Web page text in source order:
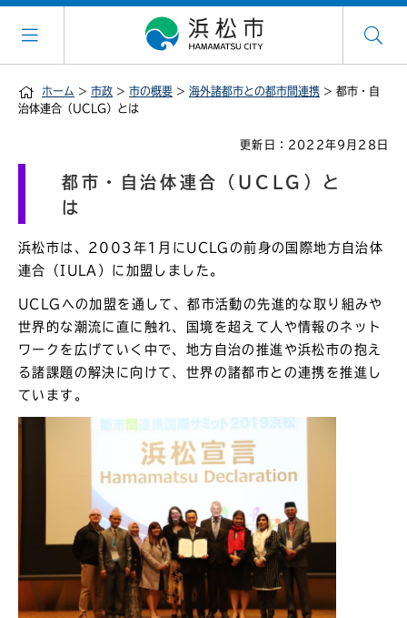
ホーム > 市政 > 市の概要 > 海外諸都市との都市間連携 > 都市・自
治体連合（UCLG）とは
更新日：2022年9月28日
都市・自治体連合（UCLG）と
は
浜松市は、2003年1月にUCLGの前身の国際地方自治体
連合（IULA）に加盟しました。
UCLGへの加盟を通して、都市活動の先進的な取り組みや
世界的な潮流に直に触れ、国境を超えて人や情報のネット
ワークを広げていく中で、地方自治の推進や浜松市の抱え
る諸課題の解決に向けて、世界の諸都市との連携を推進し
ています。